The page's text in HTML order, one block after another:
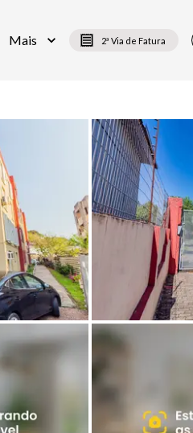
Mais 2ª Via de Fatura